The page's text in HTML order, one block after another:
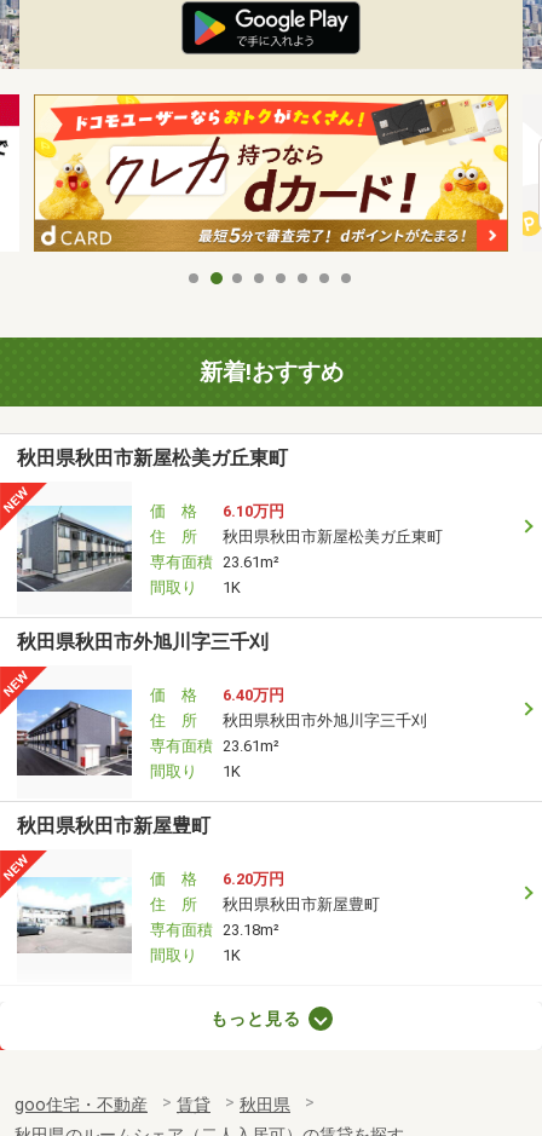
新着!おすすめ
秋田県秋田市新屋松美ガ丘東町
価 格
6.10万円
住 所
秋田県秋田市新屋松美ガ丘東町
専有面積 23.61m²
間取り
1K
秋田県秋田市外旭川字三千刈
価 格
6.40万円
住 所
秋田県秋田市外旭川字三千刈
専有面積 23.61m²
間取り
1K
秋田県秋田市新屋豊町
価 格
6.20万円
住 所
秋田県秋田市新屋豊町
専有面積 23.18m²
間取り
1K
専有面積
76.39m²
もっと見る
goo住宅・不動産 賃貸
秋田県